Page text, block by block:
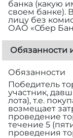
банка (какую
своем банке).
лицу без
ОАО «Сбер
Обязанности
Обязанности
Победитель
участник,
лота), т.е.
возмещает
проведение
течение 5
проведения